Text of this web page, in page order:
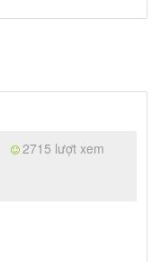
2715 lượt xem